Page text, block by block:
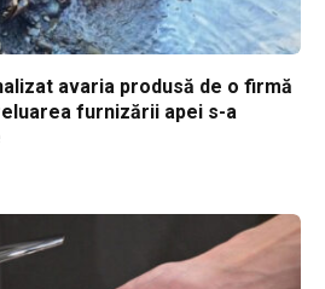
avaria produsă de o firmă
furnizării apei s-a